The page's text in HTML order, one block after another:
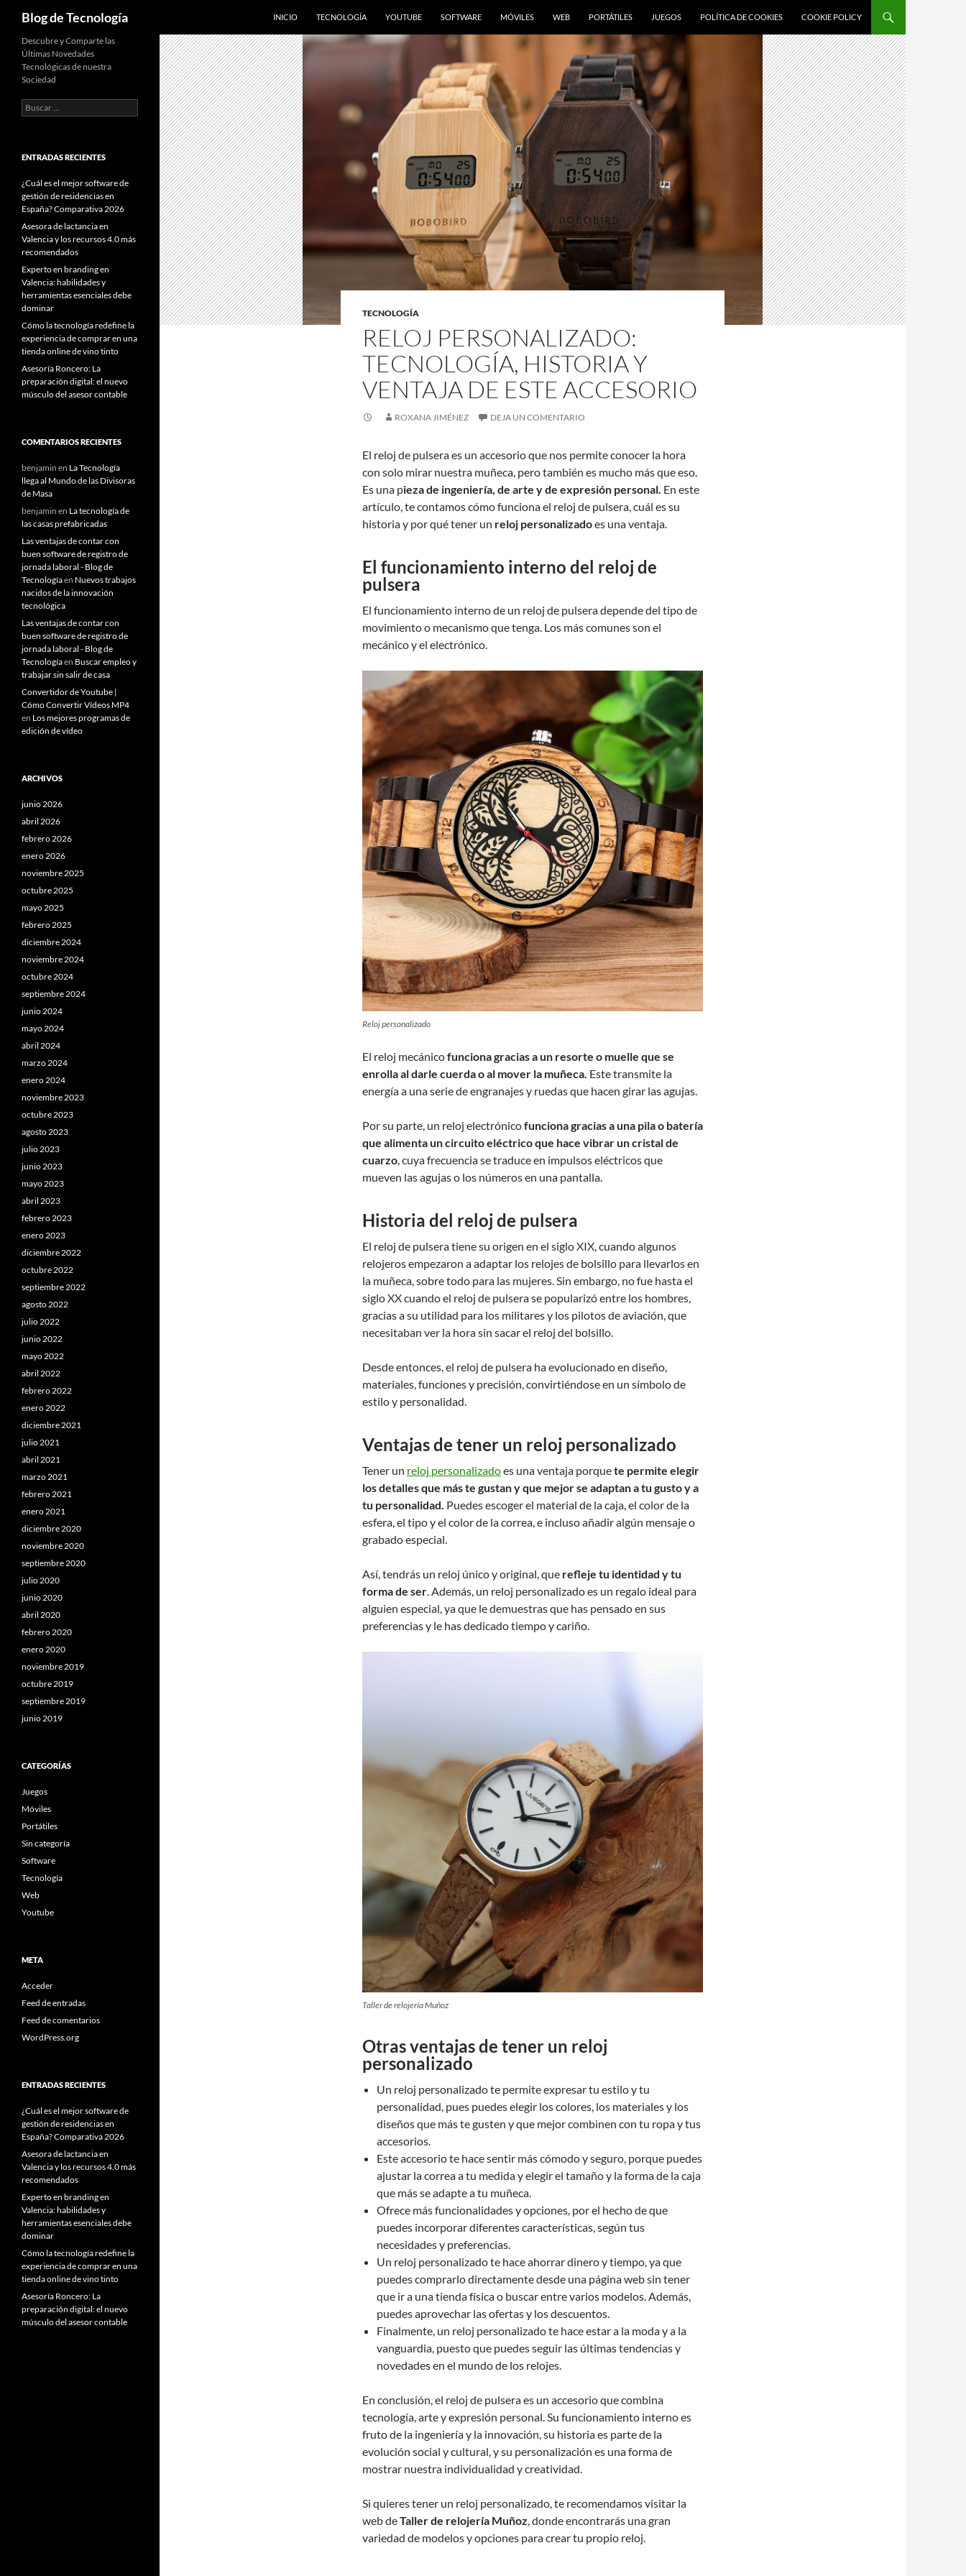
Blog de Tecnología
INICIO
TECNOLOGÍA YOUTUBE SOFTWARE MÓVILES WEB PORTÁTILES JUEGOS POLÍTICA DE COOKIES COOKIE POLICY
TECNOLOGÍA
RELOJ PERSONALIZADO:
TECNOLOGÍA, HISTORIA Y
VENTAJA DE ESTE ACCESORIO
ROXANA JIMÉNEZ DEJA UN COMENTARIO
El reloj de pulsera es un accesorio que nos permite conocer la hora
con solo mirar nuestra muñeca, pero también es mucho más que eso.
Es una pieza de ingeniería, de arte y de expresión personal. En este
artículo, te contamos cómo funciona el reloj de pulsera, cuál es su
historia y por qué tener un reloj personalizadoes una ventaja.
El funcionamiento interno del reloj de
pulsera
El funcionamiento interno de un reloj de pulsera depende del tipo de
movimiento o mecanismo que tenga. Los más comunes son el
mecánico y el electrónico.
Reloj personalizado
El reloj mecánicofunciona gracias a un resorte o muelle que se
enrolla al darle cuerda o al mover la muñeca. Este transmite la
energía a una serie de engranajes y ruedas que hacen girar las agujas.
Por su parte, un reloj electrónicofunciona gracias a una pila o batería
que alimenta un circuito eléctrico que hace vibrar un cristal de
cuarzo, cuya frecuencia se traduce en impulsos eléctricos que
mueven las agujas o los números en una pantalla.
Historia del reloj de pulsera
El reloj de pulsera tiene su origen en el siglo XIX, cuando algunos
relojeros empezaron a adaptar los relojes de bolsillo para llevarlos en
la muñeca, sobre todo para las mujeres. Sin embargo, no fue hasta el
siglo XX cuando el reloj de pulsera se popularizó entre los hombres,
gracias a su utilidad para los militares y los pilotos de aviación, que
necesitaban ver la hora sin sacar el reloj del bolsillo.
Desde entonces, el reloj de pulsera ha evolucionado en diseño,
materiales, funciones y precisión, convirtiéndose en un símbolo de
estilo y personalidad.
Ventajas de tener un reloj personalizado
Tener un reloj personalizadoes una ventaja porquete permite elegir
los detalles que más te gustan y que mejor se adaptan a tu gusto y a
tu personalidad. Puedes escoger el material de la caja, el color de la
esfera, el tipo y el color de la correa, e incluso añadir algún mensaje o
grabado especial.
Así, tendrás un reloj único y original, que refleje tu identidad y tu
forma de ser. Además, un reloj personalizado es un regalo ideal para
alguien especial, ya que le demuestras que has pensado en sus
preferencias y le has dedicado tiempo y cariño.
Taller de relojería Muñoz
Otras ventajas de tener un reloj
personalizado
Un reloj personalizado te permite expresar tu estilo y tu
personalidad, pues puedes elegir los colores, los materiales y los
diseños que más te gusten y que mejor combinen con tu ropa y tus
accesorios.
Este accesorio te hace sentir más cómodo y seguro, porque puedes
ajustar la correa a tu medida y elegir el tamaño y la forma de la caja
que más se adapte a tu muñeca.
Ofrece más funcionalidades y opciones, por el hecho de que
puedes incorporar diferentes características, según tus
necesidades y preferencias.
Un reloj personalizado te hace ahorrar dinero y tiempo, ya que
puedes comprarlo directamente desde una página web sin tener
que ir a una tienda física o buscar entre varios modelos. Además,
puedes aprovechar las ofertas y los descuentos.
Finalmente, un reloj personalizado te hace estar a la moda y a la
vanguardia, puesto que puedes seguir las últimas tendencias y
novedades en el mundo de los relojes.
En conclusión, el reloj de pulsera es un accesorio que combina
tecnología, arte y expresión personal. Su funcionamiento interno es
fruto de la ingeniería y la innovación, su historia es parte de la
evolución social y cultural, y su personalización es una forma de
mostrar nuestra individualidad y creatividad.
Si quieres tener un reloj personalizado, te recomendamos visitar la
web deTaller de relojería Muñoz, donde encontrarás una gran
variedad de modelos y opciones para crear tu propio reloj.
Descubre y Comparte las
Últimas Novedades
Tecnológicas de nuestra
Sociedad
Buscar:
ENTRADAS RECIENTES
¿Cuál es el mejor software de
gestión de residencias en
España? Comparativa 2026
Asesora de lactancia en
Valencia y los recursos 4.0 más
recomendados
Experto en branding en
Valencia: habilidades y
herramientas esenciales debe
dominar
Cómo la tecnología redefine la
experiencia de comprar en una
tienda online de vino tinto
Asesoría Roncero: La
preparación digital: el nuevo
músculo del asesor contable
COMENTARIOS RECIENTES
benjamin en La Tecnología
llega al Mundo de las Divisoras
de Masa
benjamin en La tecnología de
las casas prefabricadas
Las ventajas de contar con
buen software de registro de
jornada laboral - Blog de
Tecnologíaen Nuevos trabajos
nacidos de la innovación
tecnológica
Las ventajas de contar con
buen software de registro de
jornada laboral - Blog de
Tecnologíaen Buscar empleo y
trabajar sin salir de casa
Convertidor de Youtube |
Cómo Convertir Vídeos MP4
en Los mejores programas de
edición de vídeo
ARCHIVOS
junio 2026
abril 2026
febrero 2026
enero 2026
noviembre 2025
octubre 2025
mayo 2025
febrero 2025
diciembre 2024
noviembre 2024
octubre 2024
septiembre 2024
junio 2024
mayo 2024
abril 2024
marzo 2024
enero 2024
noviembre 2023
octubre 2023
agosto 2023
julio 2023
junio 2023
mayo 2023
abril 2023
febrero 2023
enero 2023
diciembre 2022
octubre 2022
septiembre 2022
agosto 2022
julio 2022
junio 2022
mayo 2022
abril 2022
febrero 2022
enero 2022
diciembre 2021
julio 2021
abril 2021
marzo 2021
febrero 2021
enero 2021
diciembre 2020
noviembre 2020
septiembre 2020
julio 2020
junio 2020
abril 2020
febrero 2020
enero 2020
noviembre 2019
octubre 2019
septiembre 2019
junio 2019
CATEGORÍAS
Juegos
Móviles
Portátiles
Sin categoría
Software
Tecnología
Web
Youtube
META
Acceder
Feed de entradas
Feed de comentarios
WordPress.org
ENTRADAS RECIENTES
¿Cuál es el mejor software de
gestión de residencias en
España? Comparativa 2026
Asesora de lactancia en
Valencia y los recursos 4.0 más
recomendados
Experto en branding en
Valencia: habilidades y
herramientas esenciales debe
dominar
Cómo la tecnología redefine la
experiencia de comprar en una
tienda online de vino tinto
Asesoría Roncero: La
preparación digital: el nuevo
músculo del asesor contable